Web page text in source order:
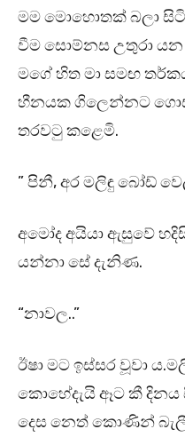
මම මොහොතක් බලා
වීම සොම්නස උතුරා
මගේ හිත මා සමඟ
හීනයක ගිලෙන්නට
තරවටු කළෙමි.
” පිනී, අර මලිඳු බෝඩ්
අමෝද අයියා ඇසුවේ
යන්නා සේ දැනිණ.
“නාවල..”
ඊෂා මට ඉස්සර වූවා
කොහේදැයි ඈට කී දිනය
දෙස නෙත් කොණින්